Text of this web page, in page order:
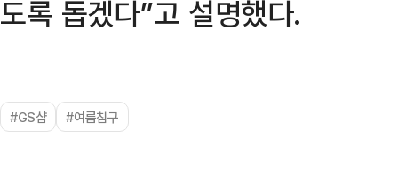
도록 돕겠다”고 설명했다.
#GS샵 #여름침구